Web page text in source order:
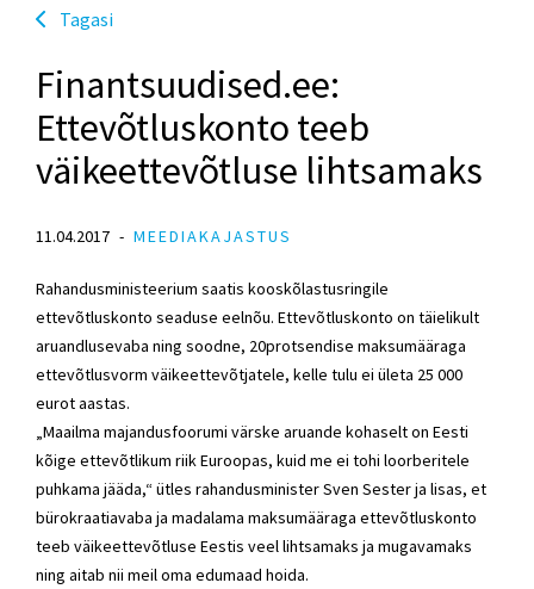
Tagasi
Finantsuudised.ee:
Ettevõtluskonto teeb
väikeettevõtluse lihtsamaks
11.04.2017 MEEDIAKAJASTUS
Rahandusministeerium saatis kooskõlastusringile
ettevõtluskonto seaduse eelnõu. Ettevõtluskonto on täielikult
aruandlusevaba ning soodne, 20protsendise maksumääraga
ettevõtlusvorm väikeettevõtjatele, kelle tulu ei ületa 25 000
eurot aastas.
„Maailma majandusfoorumi värske aruande kohaselt on Eesti
kõige ettevõtlikum riik Euroopas, kuid me ei tohi loorberitele
puhkama jääda,“ ütles rahandusminister Sven Sester ja lisas, et
bürokraatiavaba ja madalama maksumääraga ettevõtluskonto
teeb väikeettevõtluse Eestis veel lihtsamaks ja mugavamaks
ning aitab nii meil oma edumaad hoida.